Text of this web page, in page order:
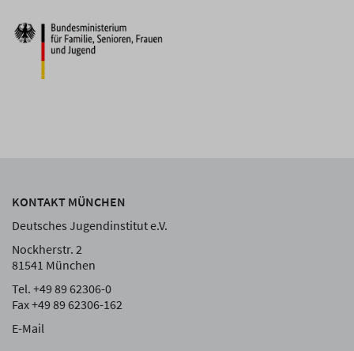
KONTAKT MÜNCHEN
Deutsches Jugendinstitut e.V.
Nockherstr. 2
81541 München
Tel. +49 89 62306-0
Fax +49 89 62306-162
E-Mail